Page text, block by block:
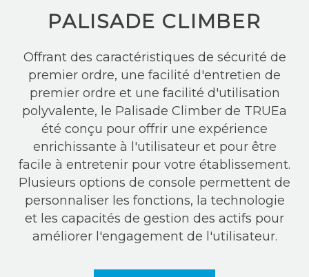
PALISADE CLIMBER
Offrant des caractéristiques de sécurité de
premier ordre, une facilité d'entretien de
premier ordre et une facilité d'utilisation
polyvalente, le Palisade Climber de TRUEa
été conçu pour offrir une expérience
enrichissante à l'utilisateur et pour être
facile à entretenir pour votre établissement.
Plusieurs options de console permettent de
personnaliser les fonctions, la technologie
et les capacités de gestion des actifs pour
améliorer l'engagement de l'utilisateur.